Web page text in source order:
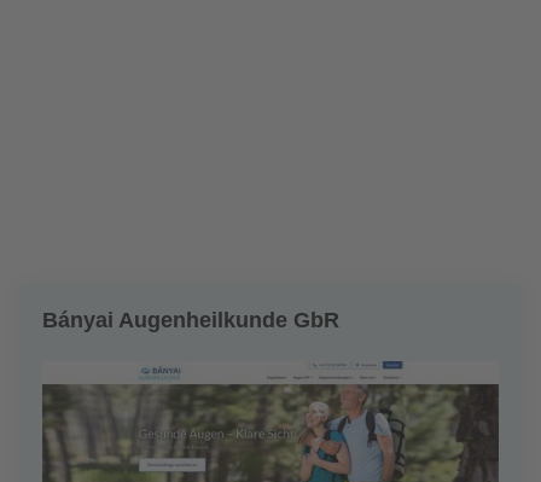
Bányai Augenheilkunde GbR